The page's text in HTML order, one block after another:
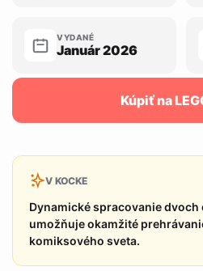
VYDANÉ
Január 2026
Kúpiť na
V KOCKE
Dynamické spracovanie
umožňuje okamžité
komiksového sveta.